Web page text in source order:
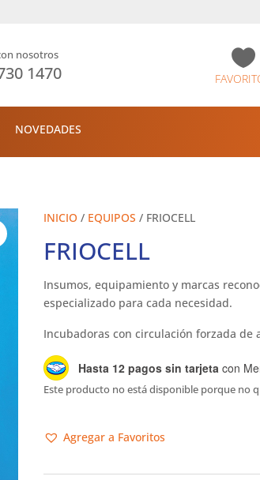
nosotros
1470

NOVEDADES
INICIO / EQUIPOS / FRIOCELL
FRIOCELL
Insumos, equipamiento y marcas
especializado para cada necesidad.
Incubadoras con circulación forzada de
Hasta 12 pagos sin tarjeta con
Este producto no está disponible porque no
Agregar a Favoritos